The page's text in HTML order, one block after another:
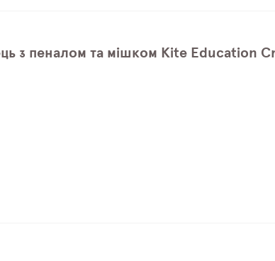
з пеналом та мішком Kite Education